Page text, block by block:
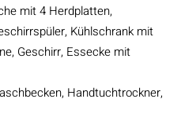
mit 4 Herdplatten,
Kühlschrank mit
Geschirr, Essecke mit
Handtuchtrockner,